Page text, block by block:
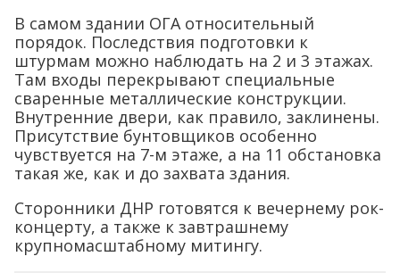
В самом здании ОГА относительный
порядок. Последствия подготовки к
штурмам можно наблюдать на 2 и 3 этажах.
Там входы перекрывают специальные
сваренные металлические конструкции.
Внутренние двери, как правило, заклинены.
Присутствие бунтовщиков особенно
чувствуется на 7-м этаже, а на 11 обстановка
такая же, как и до захвата здания.
Сторонники ДНР готовятся к вечернему рок-
концерту, а также к завтрашнему
крупномасштабному митингу.